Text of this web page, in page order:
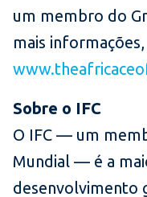
um membro do
mais
Sobre o IFC
O IFC — um
Mundial — é a
desenvolvimento